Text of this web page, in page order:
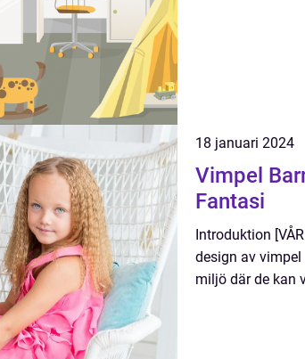
18 januari 2024
Vimpel
Fantasi
Introduktion
design av
miljö där de kan